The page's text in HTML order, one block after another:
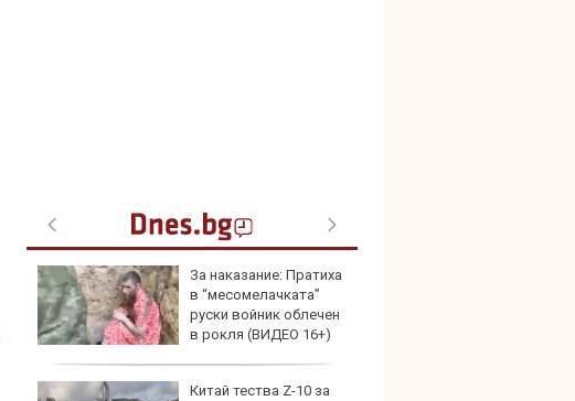
За наказание: Пратиха
в “месомелачката”
руски войник облечен
в рокля (ВИДЕО 16+)
Китай тества Z-10 за